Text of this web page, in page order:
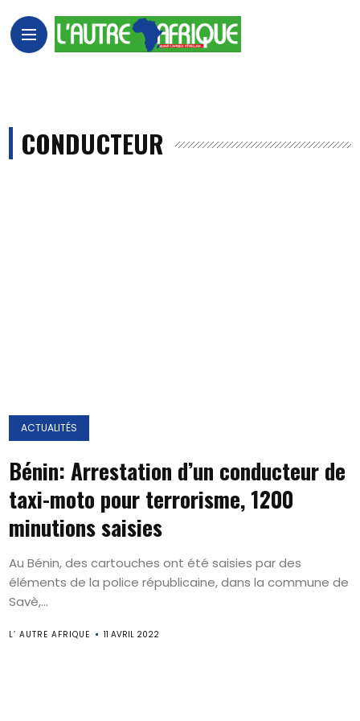
CONDUCTEUR
ACTUALITÉS
Bénin: Arrestation d’un conducteur de
taxi-moto pour terrorisme, 1200
minutions saisies
Au Bénin, des cartouches ont été saisies par des
éléments de la police républicaine, dans la commune de
Savè,...
L’ AUTRE AFRIQUE 11 AVRIL 2022